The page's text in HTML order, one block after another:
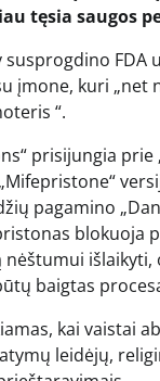
tęsia saugos
FDA
įmone, kuri „net
“.
prisijungia prie
pagamino
blokuoja
išlaikyti,
baigtas
kai vaistai
leidėjų,